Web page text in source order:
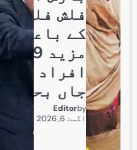
فلش فلڈ
کے باعث
مزید 9
افراد
جاں بحق
by
Editor
اگست 6, 2026